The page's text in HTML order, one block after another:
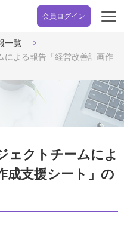
会員ログイン
開
一覧
による報告「経営改善計画作
ェクトチームによ
成支援シート」の